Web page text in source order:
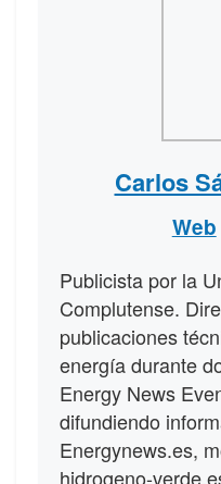
Carlos
Web
Publicista por la
Complutense.
publicaciones
energía durante
Energy News
difundiendo
Energynews.es,
hidrogeno-